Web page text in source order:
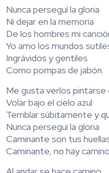
Nunca perseguí la gloria
Ni dejar en la memoria
De los hombres mi
Yo amo los mundos
Ingrávidos y gentiles
Como pompas de jabón
Me gusta verlos pintarse
Volar bajo el cielo azul
Temblar súbitamente y
Nunca perseguí la gloria
Caminante son tus
Caminante, no hay